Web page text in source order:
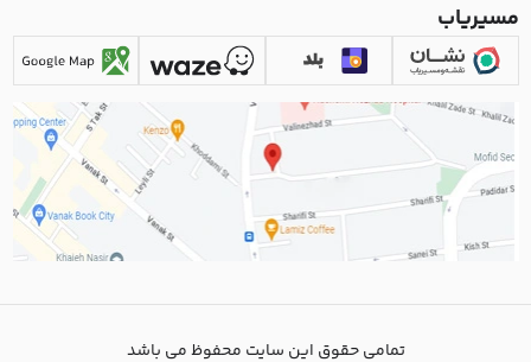
مسیریاب
تمامی حقوق این سایت محفوظ می باشد